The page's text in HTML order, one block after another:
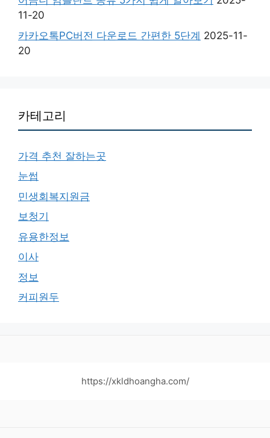
11-20
카카오톡PC버전 다운로드 간편한 5단계 2025-11-
20
카테고리
가격 추천 잘하는곳
눈썹
민생회복지원금
보청기
유용한정보
이사
정보
커피원두
https://xkldhoangha.com/